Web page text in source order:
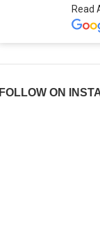
Read
FOLLOW ON